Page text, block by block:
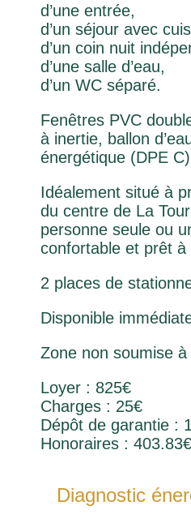
d’une entrée,
d’un séjour avec
d’un coin nuit
d’une salle d’eau,
d’un WC séparé.
Fenêtres PVC
à inertie, ballon
énergétique (DPE
Idéalement situé à
du centre de La
personne seule ou
confortable et prêt à
2 places de
Disponible
Zone non soumise à
Loyer : 825€
Charges : 25€
Dépôt de garantie :
Honoraires :
Diagnostic